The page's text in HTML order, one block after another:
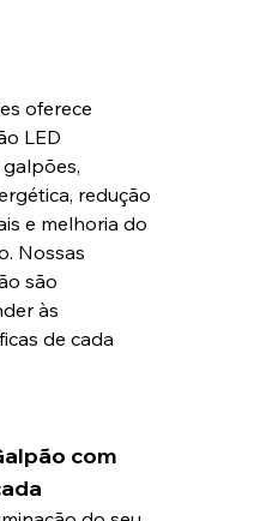
oferece
LED
redução
e melhoria do
Nossas
são
às
de cada
com